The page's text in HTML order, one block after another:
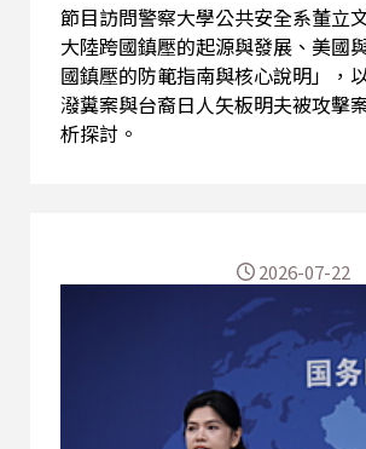
節目訪問警察大學公共安全系董立
大陸跨國鎮壓的起源與發展、美國
國鎮壓的防範指南與核心說明」，
潑糞案與台裔日人矢板明夫被攻擊
析探討。
2026-07-22